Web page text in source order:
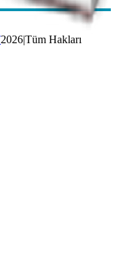
2026|Tüm Hakları